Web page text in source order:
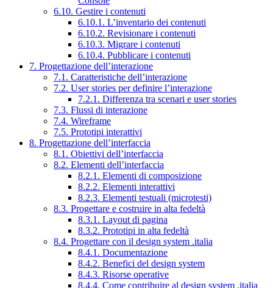
6.10. Gestire i contenuti
6.10.1. L’inventario dei contenuti
6.10.2. Revisionare i contenuti
6.10.3. Migrare i contenuti
6.10.4. Pubblicare i contenuti
7. Progettazione dell’interazione
7.1. Caratteristiche dell’interazione
7.2. User stories per definire l’interazione
7.2.1. Differenza tra scenari e user stories
7.3. Flussi di interazione
7.4. Wireframe
7.5. Prototipi interattivi
8. Progettazione dell’interfaccia
8.1. Obiettivi dell’interfaccia
8.2. Elementi dell’interfaccia
8.2.1. Elementi di composizione
8.2.2. Elementi interattivi
8.2.3. Elementi testuali (microtesti)
8.3. Progettare e costruire in alta fedeltà
8.3.1. Layout di pagina
8.3.2. Prototipi in alta fedeltà
8.4. Progettare con il design system .italia
8.4.1. Documentazione
8.4.2. Benefici del design system
8.4.3. Risorse operative
8.4.4. Come contribuire al design system .italia